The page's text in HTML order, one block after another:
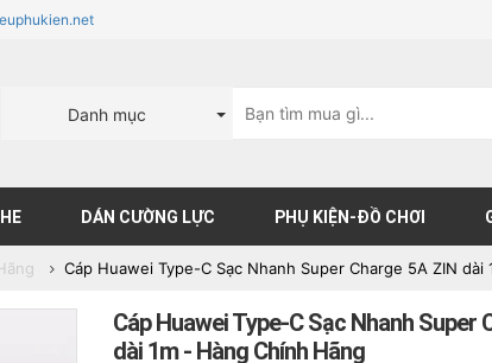
Danh mục
DÁN CƯỜNG LỰC PHỤ KIỆN-ĐỒ CHƠI
Cáp Huawei Type-C Sạc Nhanh Super Charge 5A ZIN dài
Cáp Huawei Type-C Sạc Nhanh Super
dài 1m - Hàng Chính Hãng